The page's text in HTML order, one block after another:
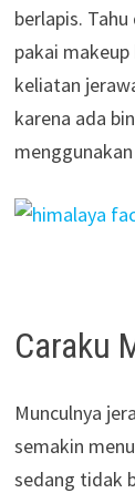
berlapis.
pakai
keliatan
karena ada
Caraku
Munculnya
semakin
sedang tidak